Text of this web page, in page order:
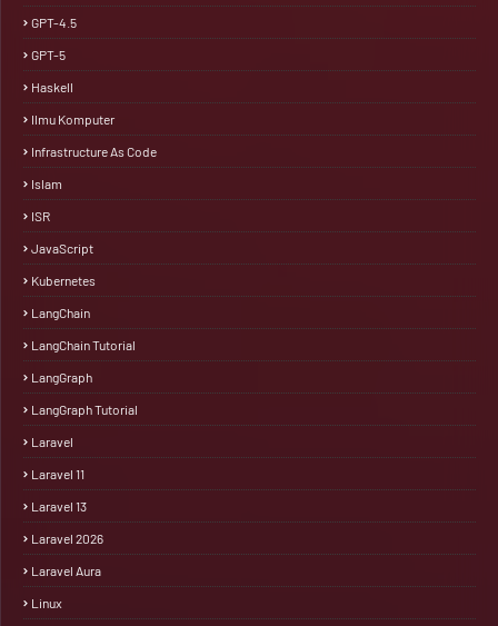
GPT-4.5
GPT-5
Haskell
Ilmu Komputer
Infrastructure As Code
Islam
ISR
JavaScript
Kubernetes
LangChain
LangChain Tutorial
LangGraph
LangGraph Tutorial
Laravel
Laravel 11
Laravel 13
Laravel 2026
Laravel Aura
Linux